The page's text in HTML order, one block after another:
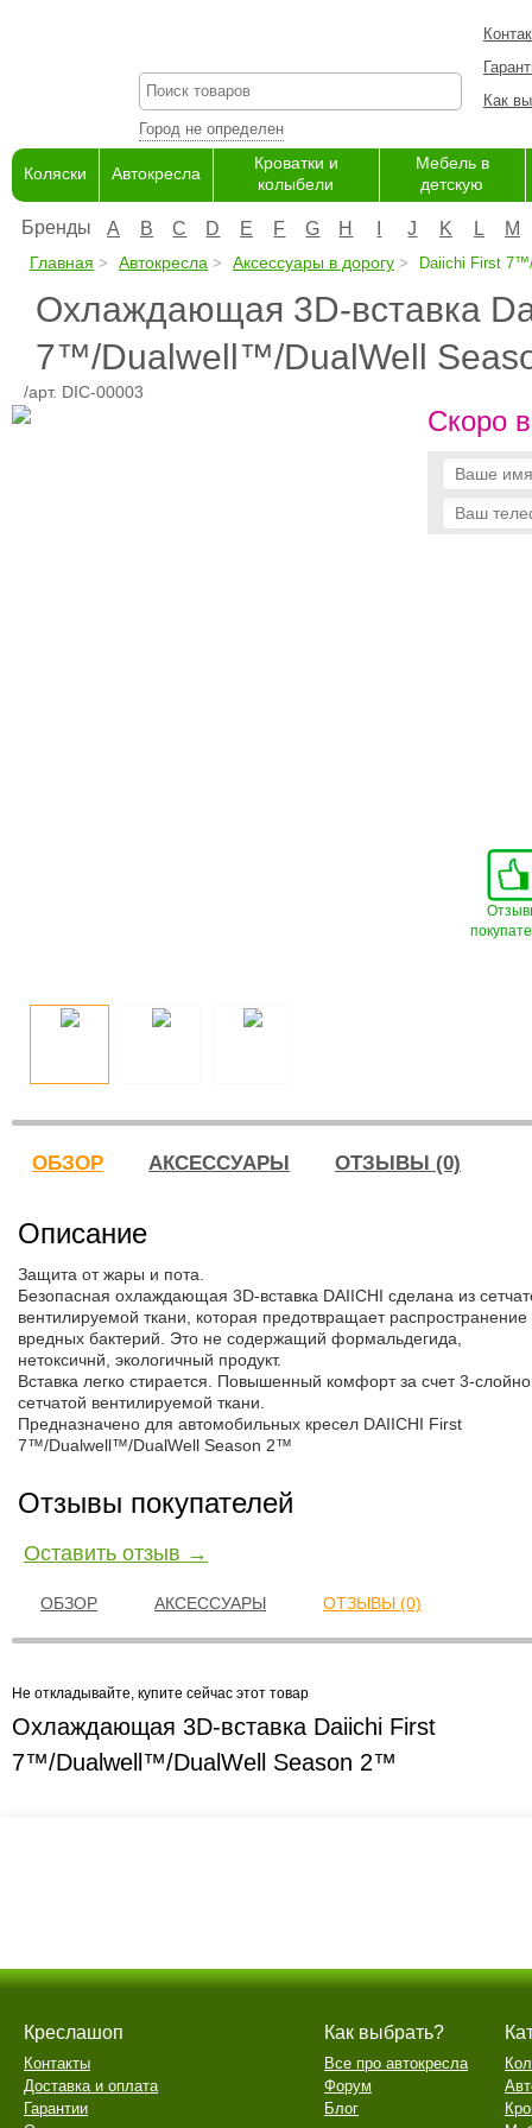
Город не определен
Как
Коляски Автокресла
Кроватки и
колыбели
Мебель в
детскую
Бренды A B C D E F G H J K L M
Главная Автокресла Аксессуары в дорогу Daiichi First
Охлаждающая 3D-вставка
7™/Dualwell™/DualWell
/арт. DIC-00003
Скоро
ОБЗОР АКСЕССУАРЫ ОТЗЫВЫ (0)
Описание
Защита от жары и пота.
Безопасная охлаждающая 3D-вставка DAIICHI сделана из
вентилируемой ткани, которая предотвращает распространение
вредных бактерий. Это не содержащий формальдегида,
нетоксичнй, экологичный продукт.
Вставка легко стирается. Повышенный комфорт за счет 3-
сетчатой вентилируемой ткани.
Предназначено для автомобильных кресел DAIICHI First
7™/Dualwell™/DualWell Season 2™
Отзывы покупателей
Оставить отзыв →
ОБЗОР АКСЕССУАРЫ ОТЗЫВЫ (0)
Не откладывайте, купите сейчас этот товар
Охлаждающая 3D-вставка Daiichi First
7™/Dualwell™/DualWell Season 2™
Креслашоп
Контакты
Доставка и оплата
Гарантии
Как выбрать?
Все про автокресла
Форум
Блог